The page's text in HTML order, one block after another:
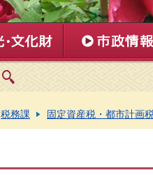
税務課 固定資産税・都市計画